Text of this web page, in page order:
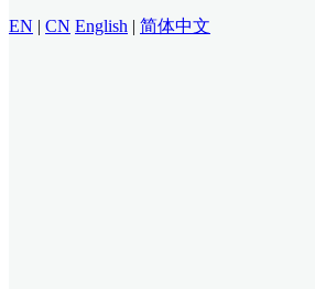
EN | CN English | 简体中文